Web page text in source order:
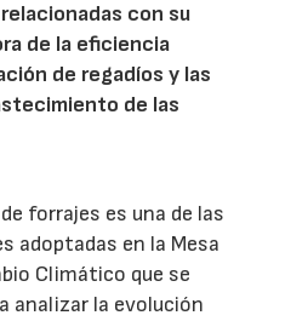
con su
de la eficiencia
de regadíos y las
de las
forrajes es una de las
adoptadas en la Mesa
Climático que se
analizar la evolución